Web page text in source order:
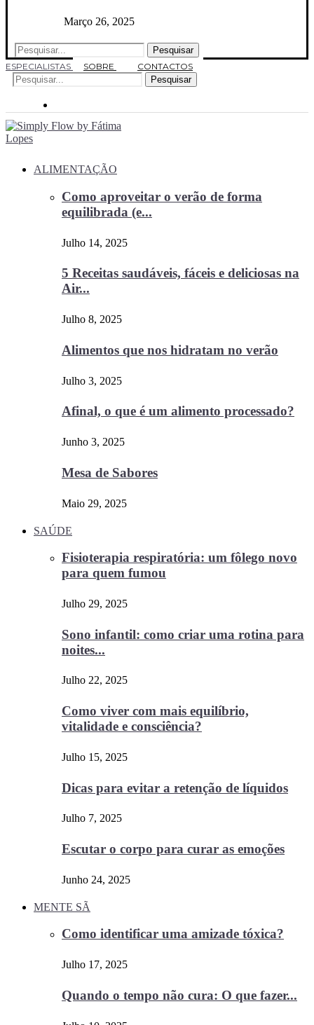
Março 26, 2025
Pesquisar
ESPECIALISTAS
SOBRE
CONTACTOS
Pesquisar
ALIMENTAÇÃO
Como aproveitar o verão de forma
equilibrada (e...
Julho 14, 2025
5 Receitas saudáveis, fáceis e deliciosas na
Air...
Julho 8, 2025
Alimentos que nos hidratam no verão
Julho 3, 2025
Afinal, o que é um alimento processado?
Junho 3, 2025
Mesa de Sabores
Maio 29, 2025
SAÚDE
Fisioterapia respiratória: um fôlego novo
para quem fumou
Julho 29, 2025
Sono infantil: como criar uma rotina para
noites...
Julho 22, 2025
Como viver com mais equilíbrio,
vitalidade e consciência?
Julho 15, 2025
Dicas para evitar a retenção de líquidos
Julho 7, 2025
Escutar o corpo para curar as emoções
Junho 24, 2025
MENTE SÃ
Como identificar uma amizade tóxica?
Julho 17, 2025
Quando o tempo não cura: O que fazer...